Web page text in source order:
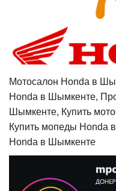
Мотосалон Honda в
Honda в Шымкенте,
Шымкенте, Купить
Купить мопеды Honda
Honda в Шымкенте